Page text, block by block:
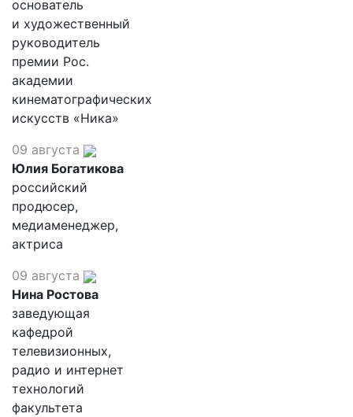
основатель
и художественный
руководитель
премии Рос.
академии
кинематографических
искусств «Ника»
09 августа
Юлия Богатикова
российский
продюсер,
медиаменеджер,
актриса
09 августа
Нина Ростова
заведующая
кафедрой
телевизионных,
радио и интернет
технологий
факультета